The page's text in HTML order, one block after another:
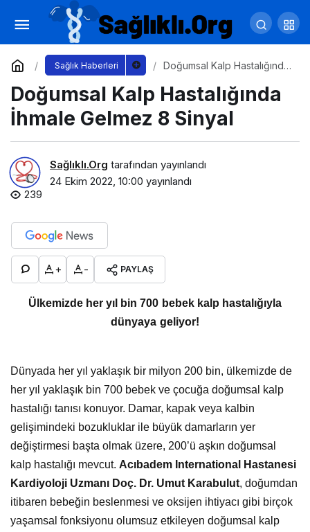
Sağlık Haberleri
Doğumsal Kalp Hastalığında
Doğumsal Kalp Hastalığında
İhmale Gelmez 8 Sinyal
Sağlıklı.Org tarafından yayınlandı
24 Ekim 2022, 10:00 yayınlandı
239
+ - PAYLAŞ
Ülkemizde her yıl bin 700 bebek kalp hastalığıyla
dünyaya geliyor!
Dünyada her yıl yaklaşık bir milyon 200 bin, ülkemizde de
her yıl yaklaşık bin 700 bebek ve çocuğa doğumsal kalp
hastalığı tanısı konuyor. Damar, kapak veya kalbin
gelişimindeki bozukluklar ile büyük damarların yer
değiştirmesi başta olmak üzere, 200’ü aşkın doğumsal
kalp hastalığı mevcut. Acıbadem International Hastanesi
Kardiyoloji Uzmanı Doç. Dr. Umut Karabulut, doğumdan
itibaren bebeğin beslenmesi ve oksijen ihtiyacı gibi birçok
yaşamsal fonksiyonu olumsuz etkileyen doğumsal kalp
Astım ve KOAH’ta Atak Mevsimi Başladı
Yorum Yap Paylaş